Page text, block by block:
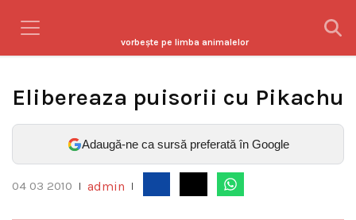
vorbeşte pe limba animalelor
Elibereaza puisorii cu Pikachu
Adaugă-ne ca sursă preferată în Google
04 03 2010 admin